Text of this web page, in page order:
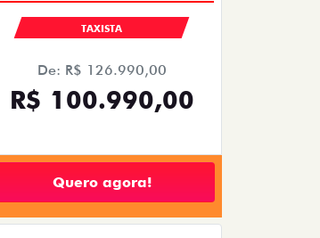
TAXISTA
De: R$ 126.990,00
R$ 100.990,00
Quero agora!